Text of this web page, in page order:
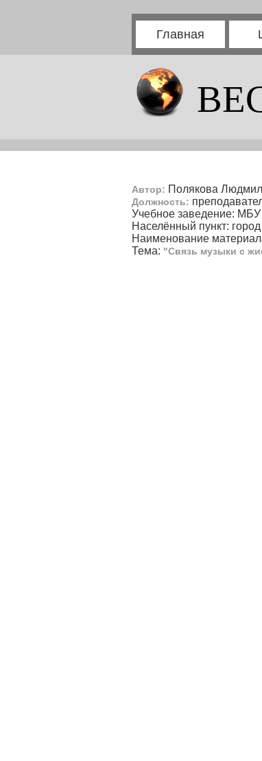
Главная
Автор: Полякова
Должность:
Учебное заведение:
Населённый пункт: город
Наименование
Тема: "Связь музыки с